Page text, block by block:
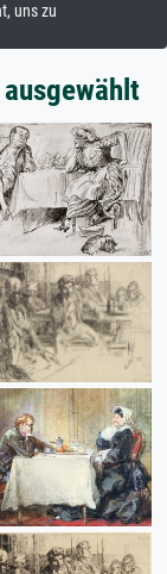
uns zu